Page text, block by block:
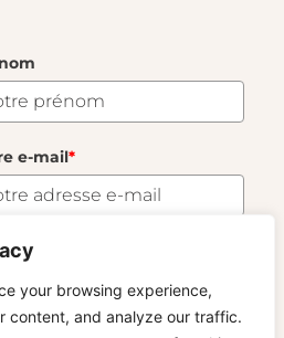
your browsing experience,
content, and analyze our traffic.
22.00
– © La Soufflerie.
designs et tous les contenus sont
e-mail*